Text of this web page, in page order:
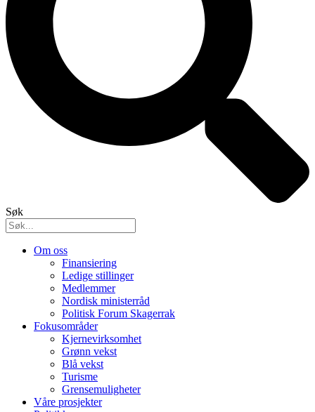
Søk
Om oss
Finansiering
Ledige stillinger
Medlemmer
Nordisk ministerråd
Politisk Forum Skagerrak
Fokusområder
Kjernevirksomhet
Grønn vekst
Blå vekst
Turisme
Grensemuligheter
Våre prosjekter